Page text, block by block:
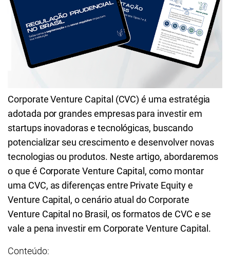
Corporate Venture Capital (CVC) é uma estratégia
adotada por grandes empresas para investir em
startups inovadoras e tecnológicas, buscando
potencializar seu crescimento e desenvolver novas
tecnologias ou produtos. Neste artigo, abordaremos
o que é Corporate Venture Capital, como montar
uma CVC, as diferenças entre Private Equity e
Venture Capital, o cenário atual do Corporate
Venture Capital no Brasil, os formatos de CVC e se
vale a pena investir em Corporate Venture Capital.
Conteúdo: